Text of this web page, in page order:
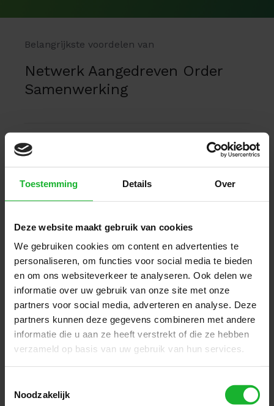
Toestemming Details Over
Deze website maakt gebruik van cookies
We gebruiken cookies om content en advertenties te
personaliseren, om functies voor social media te bieden
en om ons websiteverkeer te analyseren. Ook delen we
informatie over uw gebruik van onze site met onze
partners voor social media, adverteren en analyse. Deze
partners kunnen deze gegevens combineren met andere
informatie die u aan ze heeft verstrekt of die ze hebben
verzameld op basis van uw gebruik van hun services.
Noodzakelijk
Belangrijkste voordelen van
Netwerk Aangedreven Order
Samenwerking
Alles
onder
controle
hebben
Stamgegevens leverancier
verminderen
Maak minder stamgegevens van
leveranciers aan in je ERP en bespaar
zo tijd.
Stamgegevens
leverancier
verminderen
btw-percentages in één platform.